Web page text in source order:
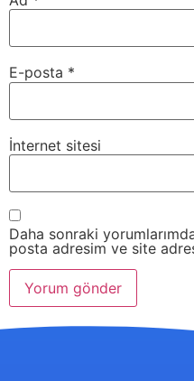
E-posta *
İnternet sitesi
Daha sonraki
posta adresim ve site